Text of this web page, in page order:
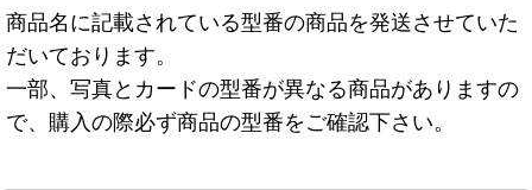
商品名に記載されている型番の商品を発送させていた
だいております。
一部、写真とカードの型番が異なる商品がありますの
で、購入の際必ず商品の型番をご確認下さい。